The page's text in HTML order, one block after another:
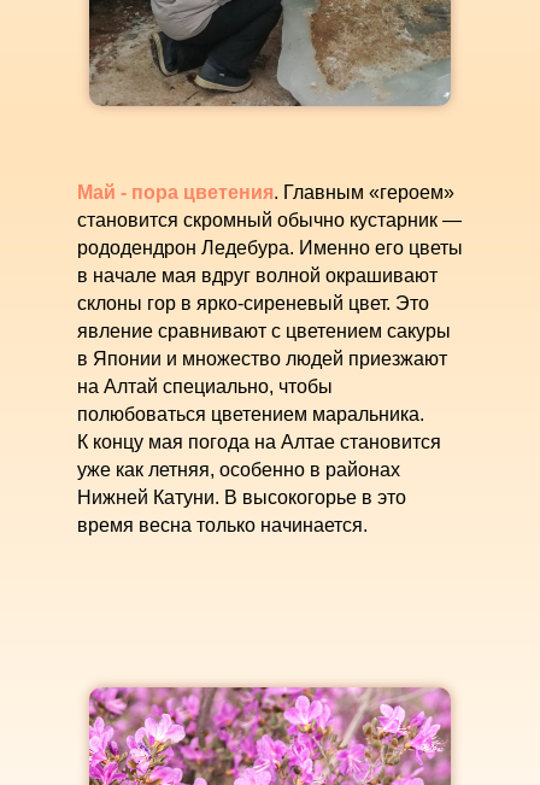
Май - пора цветения. Главным «героем»
становится скромный обычно кустарник —
рододендрон Ледебура. Именно его цветы
в начале мая вдруг волной окрашивают
склоны гор в ярко-сиреневый цвет. Это
явление сравнивают с цветением сакуры
в Японии и множество людей приезжают
на Алтай специально, чтобы
полюбоваться цветением маральника.
К концу мая погода на Алтае становится
уже как летняя, особенно в районах
Нижней Катуни. В высокогорье в это
время весна только начинается.